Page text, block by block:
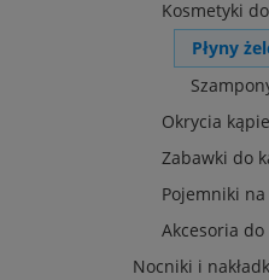
Kosmetyki
Płyny
Okrycia
Zabawki do
Pojemniki
Akcesoria
Nocniki i